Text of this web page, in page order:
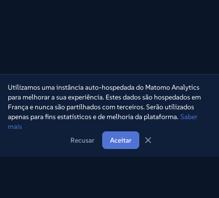
Utilizamos uma instância auto-hospedada do Matomo Analytics
para melhorar a sua experiência. Estes dados são hospedados em
França e nunca são partilhados com terceiros. Serão utilizados
apenas para fins estatísticos e de melhoria da plataforma. Saber
mais
Recusar
Aceitar